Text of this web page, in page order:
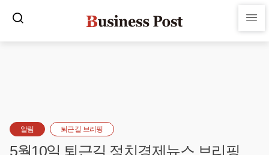
알림 퇴근길 브리핑
5월10일 퇴근길 정치경제뉴스 브리핑